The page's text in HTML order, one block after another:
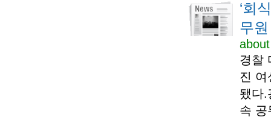
‘회
무
경찰
진 여
됐다.
속 공